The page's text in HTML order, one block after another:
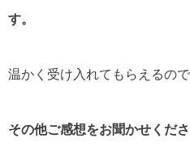
す。
温かく受け入れてもらえるの
その他ご感想をお聞かせくださ